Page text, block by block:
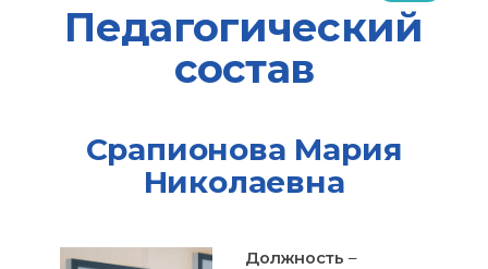
Педагогический
состав
Срапионова Мария
Николаевна
Должность –